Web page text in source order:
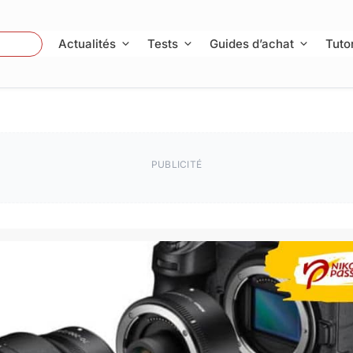
Actualités Tests Guides d’achat
PUBLICITÉ